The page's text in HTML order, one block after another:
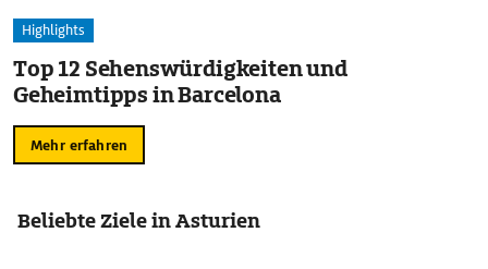
Highlights
Top 12 Sehenswürdigkeiten und
Geheimtipps in Barcelona
Mehr erfahren
Beliebte Ziele in Asturien